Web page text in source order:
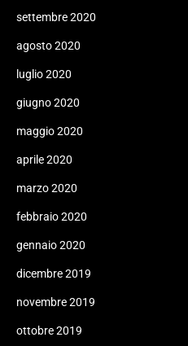
settembre 2020
agosto 2020
luglio 2020
giugno 2020
maggio 2020
aprile 2020
marzo 2020
febbraio 2020
gennaio 2020
dicembre 2019
novembre 2019
ottobre 2019